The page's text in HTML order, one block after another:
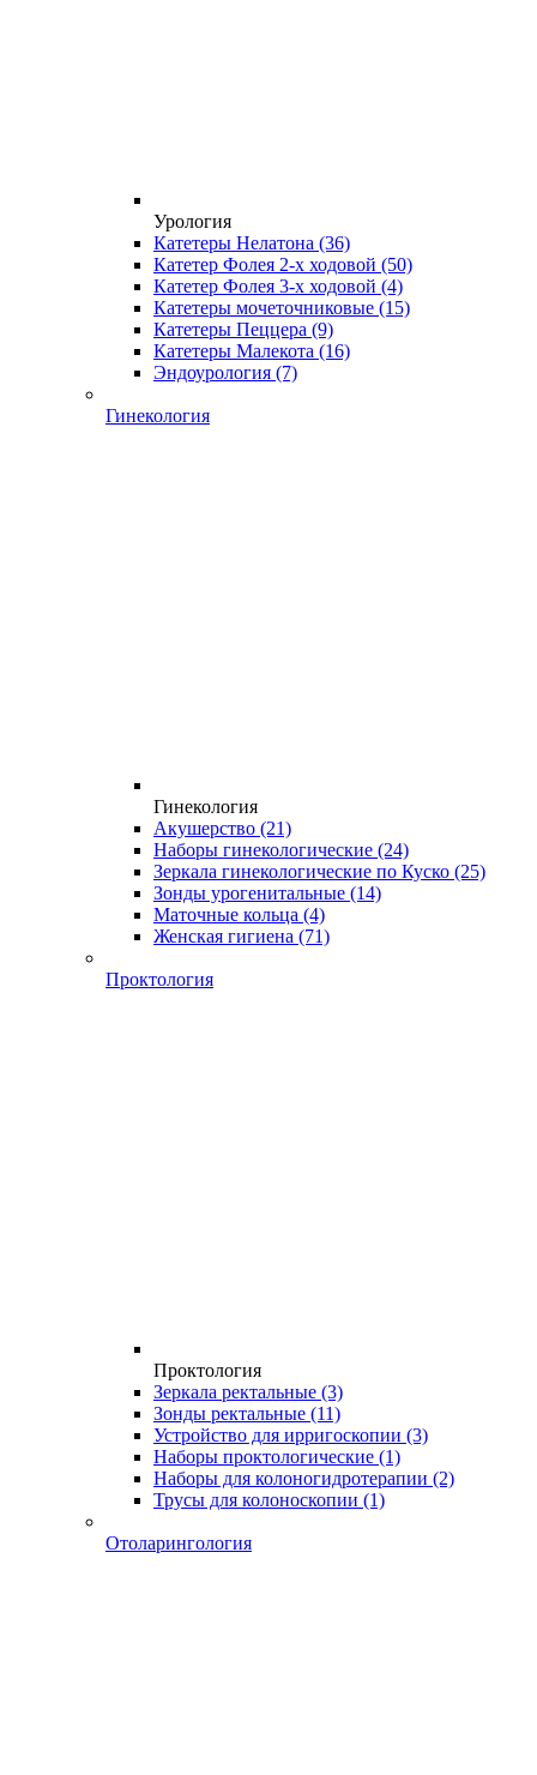
Урология
Катетеры Нелатона (36)
Катетер Фолея 2-х ходовой (50)
Катетер Фолея 3-х ходовой (4)
Катетеры мочеточниковые (15)
Катетеры Пеццера (9)
Катетеры Малекота (16)
Эндоурология (7)
Гинекология
Гинекология
Акушерство (21)
Наборы гинекологические (24)
Зеркала гинекологические по Куско (25)
Зонды урогенитальные (14)
Маточные кольца (4)
Женская гигиена (71)
Проктология
Проктология
Зеркала ректальные (3)
Зонды ректальные (11)
Устройство для ирригоскопии (3)
Наборы проктологические (1)
Наборы для колоногидротерапии (2)
Трусы для колоноскопии (1)
Отоларингология